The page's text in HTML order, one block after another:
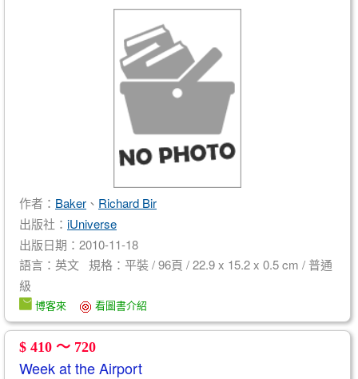
作者： Baker 、 Richard Bir
出版社： iUniverse
出版日期：2010-11-18
語言：英文 規格：平裝 / 96頁 / 22.9 x 15.2 x 0.5 cm / 普通
級
博客來 看圖書介紹
$ 410 ～ 720
Week at the Airport